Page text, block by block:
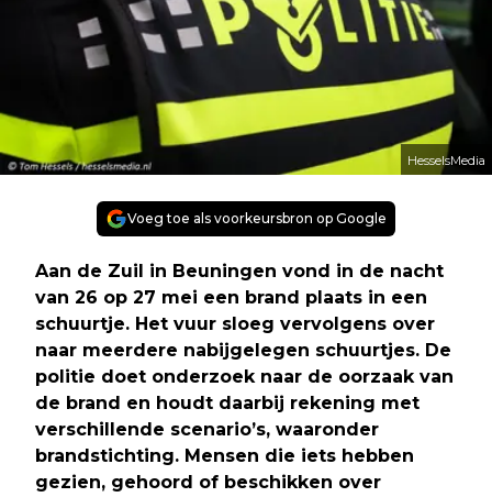
HesselsMedia
Voeg toe als voorkeursbron op Google
Aan de Zuil in Beuningen vond in de nacht
van 26 op 27 mei een brand plaats in een
schuurtje. Het vuur sloeg vervolgens over
naar meerdere nabijgelegen schuurtjes. De
politie doet onderzoek naar de oorzaak van
de brand en houdt daarbij rekening met
verschillende scenario’s, waaronder
brandstichting. Mensen die iets hebben
gezien, gehoord of beschikken over